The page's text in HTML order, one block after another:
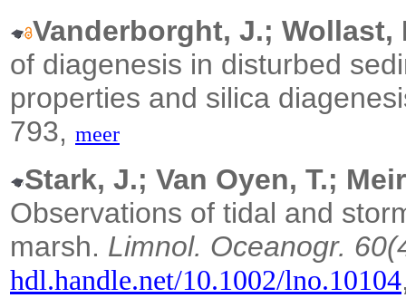
Vanderborght, J.; Wollast,
of diagenesis in disturbed
properties and silica
793, meer
Stark, J.; Van Oyen, T.;
Observations of tidal and
marsh. Limnol. Oceanogr.
hdl.handle.net/10.1002/lno.10104